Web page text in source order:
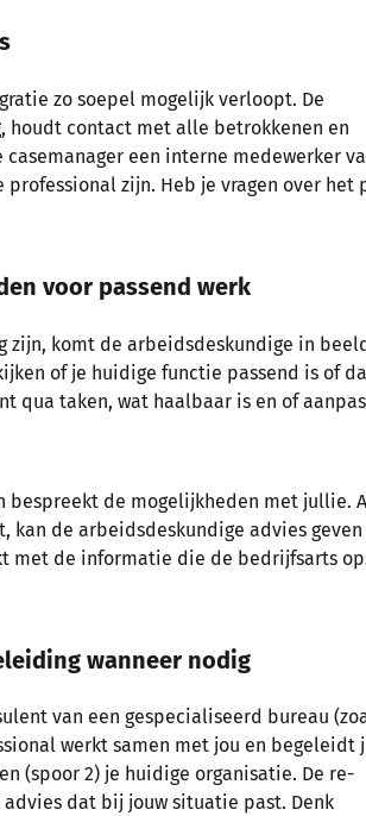
zo soepel mogelijk verloopt. De
houdt contact met alle betrokkenen en
een interne medewerker
zijn. Heb je vragen over het
voor passend werk
zijn, komt de arbeidsdeskundige in
of je huidige functie passend is of
qua taken, wat haalbaar is en of
bespreekt de mogelijkheden met jullie.
de arbeidsdeskundige advies geven
met de informatie die de bedrijfsarts
wanneer nodig
van een gespecialiseerd bureau
werkt samen met jou en begeleidt
(spoor 2) je huidige organisatie. De re-
dat bij jouw situatie past. Denk